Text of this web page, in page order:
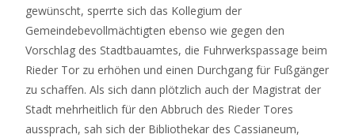
gewünscht, sperrte sich das Kollegium der
Gemeindebevollmächtigten ebenso wie gegen den
Vorschlag des Stadtbauamtes, die Fuhrwerkspassage beim
Rieder Tor zu erhöhen und einen Durchgang für Fußgänger
zu schaffen. Als sich dann plötzlich auch der Magistrat der
Stadt mehrheitlich für den Abbruch des Rieder Tores
aussprach, sah sich der Bibliothekar des Cassianeum,